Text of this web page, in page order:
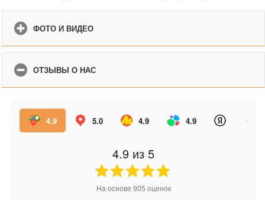
ФОТО И ВИДЕО
ОТЗЫВЫ О НАС
4.9 5.0 4.9 4.9
4.9 из 5
На основе 905 оценок